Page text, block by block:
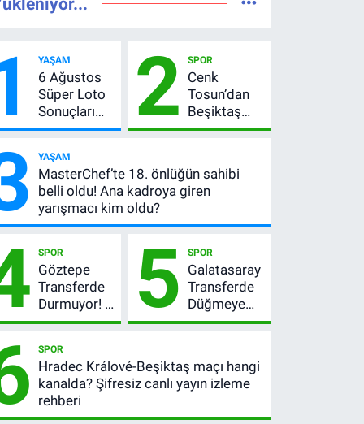
YAŞAM
6 Ağustos
Süper Loto
Sonuçları
Açıklandı!
TL’lik Çekiliş
2 SPOR
Cenk
Tosun’dan
Beşiktaş
açıklaması:
satır
arasında
YAŞAM
MasterChef’te 18. önlüğün sahibi
belli oldu! Ana kadroya giren
yarışmacı kim oldu?
SPOR
Göztepe
Transferde
Durmuyor! 6
İmza
Hedefler
Belli Oldu
5 SPOR
Galatasaray
Transferde
Düğmeye
Bastı! Leao,
Pavard’da
Son Durum
SPOR
Hradec Králové-Beşiktaş maçı hangi
kanalda? Şifresiz canlı yayın izleme
rehberi